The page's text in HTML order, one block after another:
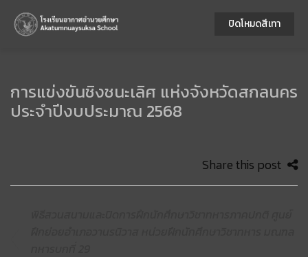
การแข่งขันชิงชนะเลิศ แห่งจังหวัดสกลนคร
ประจำปีงบประมาณ 2568
Share this post
ปิดโหมดสีเทา